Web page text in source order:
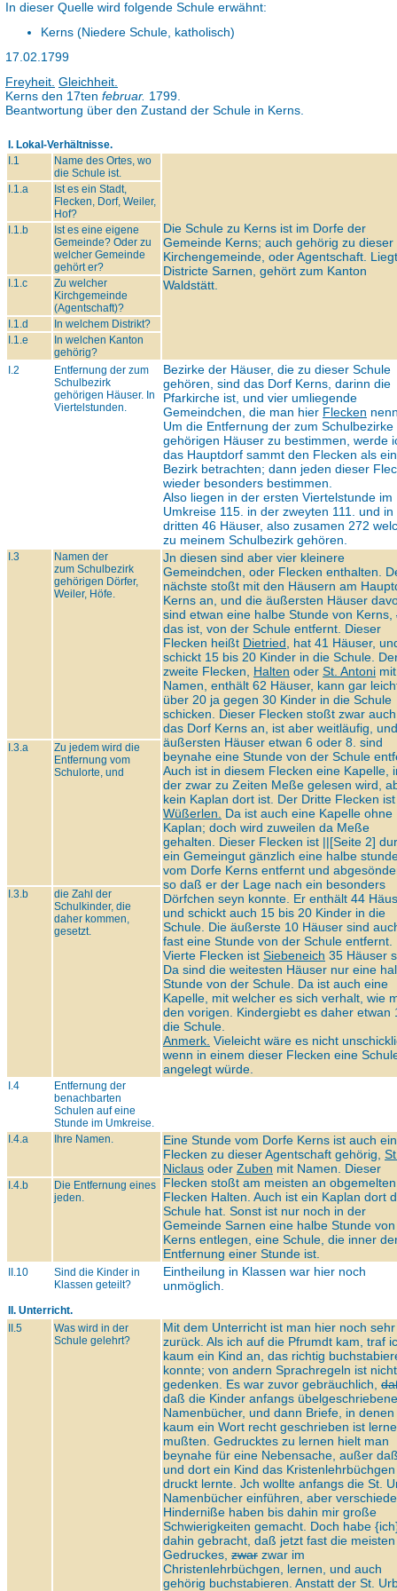
In dieser Quelle wird folgende Schule erwähnt:
Kerns (Niedere Schule, katholisch)
17.02.1799
Freyheit. Gleichheit.
Kerns den 17ten februar. 1799.
Beantwortung über den Zustand der Schule in Kerns.
I. Lokal-Verhältnisse.
I.1
Name des Ortes, wo
die Schule ist.
Die Schule zu Kerns ist im Dorfe der
Gemeinde Kerns; auch gehörig zu dieser
Kirchengemeinde, oder Agentschaft.
Districte Sarnen, gehört zum Kanton
Waldstätt.
I.1.a
Ist es ein Stadt,
Flecken, Dorf, Weiler,
Hof?
I.1.b
Ist es eine eigene
Gemeinde? Oder zu
welcher Gemeinde
gehört er?
I.1.c
Zu welcher
Kirchgemeinde
(Agentschaft)?
I.1.d
In welchem Distrikt?
I.1.e
In welchen Kanton
gehörig?
I.2
Entfernung der zum
Schulbezirk
gehörigen Häuser. In
Viertelstunden.
Bezirke der Häuser, die zu dieser Schule
gehören, sind das Dorf Kerns, darinn die
Pfarkirche ist, und vier umliegende
Gemeindchen, die man hier Flecken
Um die Entfernung der zum Schulbezirke
gehörigen Häuser zu bestimmen, werde
das Hauptdorf sammt den Flecken als
Bezirk betrachten; dann jeden dieser
wieder besonders bestimmen.
Also liegen in der ersten Viertelstunde im
Umkreise 115. in der zweyten 111. und in
dritten 46 Häuser, also zusamen 272
zu meinem Schulbezirk gehören.
I.3
Namen der
zum Schulbezirk
gehörigen Dörfer,
Weiler, Höfe.
Jn diesen sind aber vier kleinere
Gemeindchen, oder Flecken enthalten.
nächste stoßt mit den Häusern am
Kerns an, und die äußersten Häuser
sind etwan eine halbe Stunde von Kerns,
das ist, von der Schule entfernt. Dieser
Flecken heißt Dietried,
hat 41 Häuser,
schickt 15 bis 20 Kinder in die Schule.
zweite Flecken, Halten oder St. Antoni mit
Namen, enthält 62 Häuser, kann gar
über 20 ja gegen 30 Kinder in die Schule
schicken. Dieser Flecken stoßt zwar
das Dorf Kerns an, ist aber weitläufig,
äußersten Häuser etwan 6 oder 8. sind
beynahe eine Stunde von der Schule
Auch ist in diesem Flecken eine Kapelle,
der zwar zu Zeiten Meße gelesen wird,
kein Kaplan dort ist. Der Dritte Flecken ist
Wüßerlen.
Da ist auch eine Kapelle ohne
Kaplan; doch wird zuweilen da Meße
gehalten. Dieser Flecken ist ||[Seite 2]
ein Gemeingut gänzlich eine halbe
vom Dorfe Kerns entfernt und
so daß er der Lage nach ein besonders
Dörfchen seyn konnte. Er enthält 44
und schickt auch 15 bis 20 Kinder in die
Schule. Die äußerste 10 Häuser sind
fast eine Stunde von der Schule entfernt.
Vierte Flecken ist Siebeneich 35 Häuser
Da sind die weitesten Häuser nur eine
Stunde von der Schule. Da ist auch eine
Kapelle, mit welcher es sich verhalt, wie
den vorigen. Kindergiebt es daher etwan
die Schule.
Anmerk. Vieleicht wäre es nicht
wenn in einem dieser Flecken eine
angelegt würde.
I.3.a
Zu jedem wird die
Entfernung vom
Schulorte, und
I.3.b
die Zahl der
Schulkinder, die
daher kommen,
gesetzt.
I.4
Entfernung der
benachbarten
Schulen auf eine
Stunde im Umkreise.
I.4.a
Ihre Namen.
Eine Stunde vom Dorfe Kerns ist auch ein
Flecken zu dieser Agentschaft gehörig,
Niclaus oder Zuben mit Namen. Dieser
Flecken stoßt am meisten an obgemelten
Flecken Halten. Auch ist ein Kaplan dort
Schule hat. Sonst ist nur noch in der
Gemeinde Sarnen eine halbe Stunde von
Kerns entlegen, eine Schule, die inner
Entfernung einer Stunde ist.
I.4.b
Die Entfernung eines
jeden.
II.10
Sind die Kinder in
Klassen geteilt?
Eintheilung in Klassen war hier noch
unmöglich.
II. Unterricht.
II.5
Was wird in der
Schule gelehrt?
Mit dem Unterricht ist man hier noch
zurück. Als ich auf die Pfrumdt kam, traf
kaum ein Kind an, das richtig
konnte; von andern Sprachregeln ist
gedenken. Es war zuvor gebräuchlich,
daß die Kinder anfangs übelgeschriebene
Namenbücher, und dann Briefe, in denen
kaum ein Wort recht geschrieben ist
mußten. Gedrucktes zu lernen hielt man
beynahe für eine Nebensache, außer
und dort ein Kind das Kristenlehrbüchgen
druckt lernte. Jch wollte anfangs die St.
Namenbücher einführen, aber
Hinderniße haben bis dahin mir große
Schwierigkeiten gemacht. Doch habe
dahin gebracht, daß jetzt fast die meisten
Gedruckes, zwar zwar im
Christenlehrbüchgen, lernen, und auch
gehörig buchstabieren. Anstatt der St.